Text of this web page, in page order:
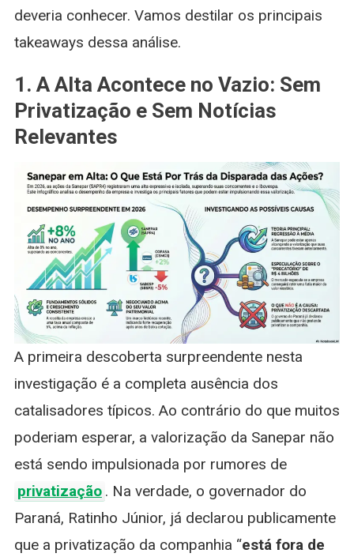
deveria conhecer. Vamos destilar os principais
takeaways dessa análise.
1. A Alta Acontece no Vazio: Sem
Privatização e Sem Notícias
Relevantes
A primeira descoberta surpreendente nesta
investigação é a completa ausência dos
catalisadores típicos. Ao contrário do que muitos
poderiam esperar, a valorização da Sanepar não
está sendo impulsionada por rumores de
privatização . Na verdade, o governador do
Paraná, Ratinho Júnior, já declarou publicamente
que a privatização da companhia “está fora de